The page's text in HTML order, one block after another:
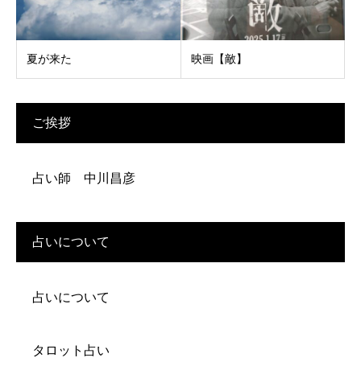
夏が来た 映画【敵】
ご挨拶
占い師 中川昌彦
占いについて
占いについて
タロット占い